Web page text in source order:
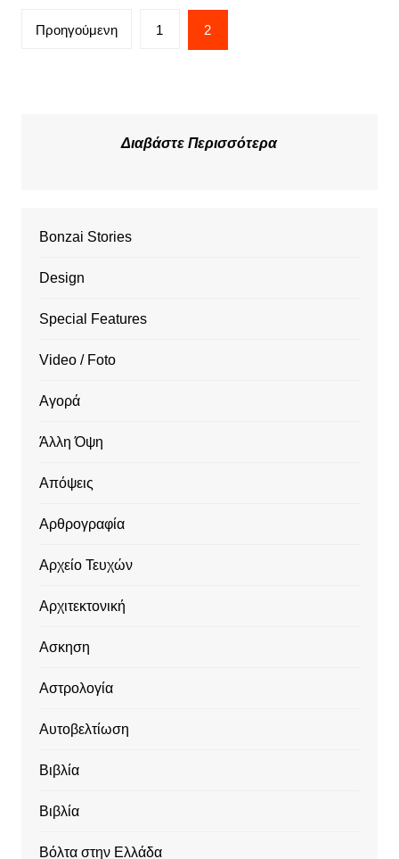
Σελιδοποίηση
Προηγούμενη 1 2
Διαβάστε Περισσότερα
Bonzai Stories
Design
Special Features
Video / Foto
Αγορά
Άλλη Όψη
Απόψεις
Αρθρογραφία
Αρχείο Τευχών
Αρχιτεκτονική
Ασκηση
Αστρολογία
Αυτοβελτίωση
Βιβλία
Βιβλία
Βόλτα στην Ελλάδα